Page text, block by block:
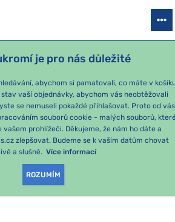
je pro nás důležité
abychom si pamatovali, co máte v
vaší objednávky, abychom vás neobtěžovali
se nemuseli pokaždé přihlašovat. Proto od vás
souborů cookie - malých souborů,
vašem prohlížeči. Děkujeme, že nám ho dáte a
zlepšovat. Budeme se k vašim datům chovat
a slušně. Více informací
ROZUMÍM
SEZÓNNÍ BALÍČKY PRO DĚTI
PODLE
: